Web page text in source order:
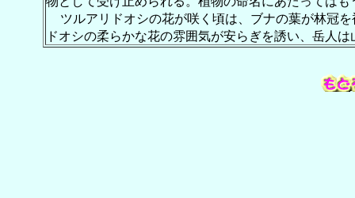
ツルアリドオシの花が咲く頃は、ブナの葉が林冠
ドオシの柔らかな花の雰囲気が安らぎを誘い、岳人